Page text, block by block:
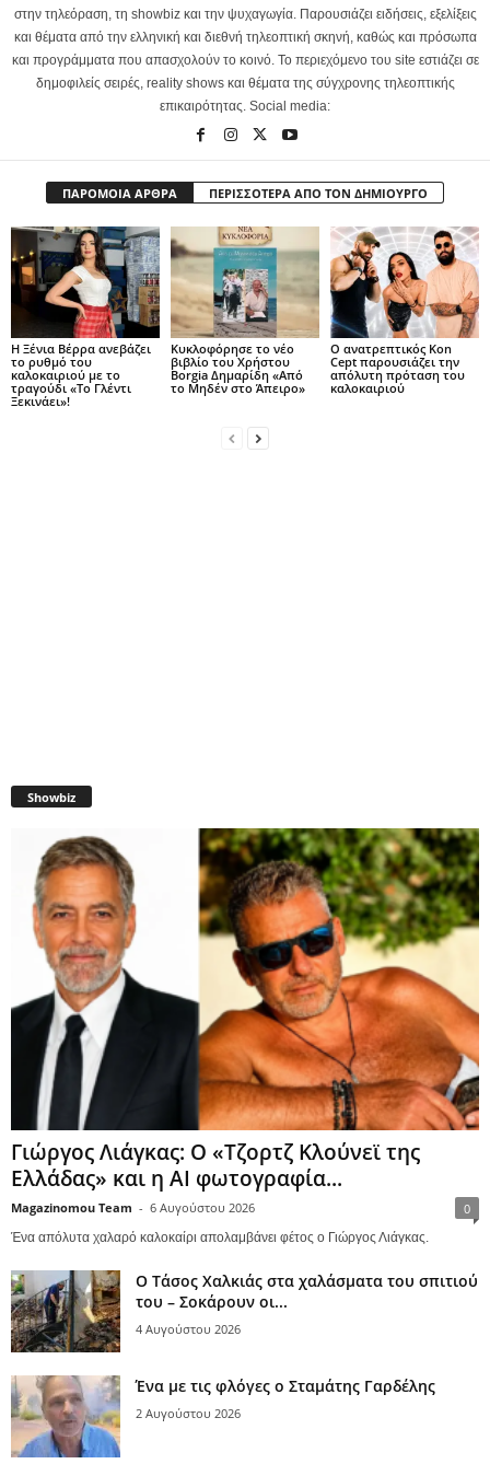
στην τηλεόραση, τη showbiz και την ψυχαγωγία. Παρουσιάζει ειδήσεις, εξελίξεις
και θέματα από την ελληνική και διεθνή τηλεοπτική σκηνή, καθώς και πρόσωπα
και προγράμματα που απασχολούν το κοινό. Το περιεχόμενο του site εστιάζει σε
δημοφιλείς σειρές, reality shows και θέματα της σύγχρονης τηλεοπτικής
επικαιρότητας. Social media:
ΠΑΡΟΜΟΙΑ ΑΡΘΡΑ ΠΕΡΙΣΣΟΤΕΡΑ ΑΠΟ ΤΟΝ ΔΗΜΙΟΥΡΓΟ
Η Ξένια Βέρρα ανεβάζει
το ρυθμό του
καλοκαιριού με το
τραγούδι «Το Γλέντι
Ξεκινάει»!
Κυκλοφόρησε το νέο
βιβλίο του Χρήστου
Borgia Δημαρίδη «Από
το Μηδέν στο Άπειρο»
Ο ανατρεπτικός Kon
Cept παρουσιάζει την
απόλυτη πρόταση του
καλοκαιριού
Showbiz
Γιώργος Λιάγκας: Ο «Τζορτζ Κλούνεϊ της
Ελλάδας» και η AI φωτογραφία...
Magazinomou Team - 6 Αυγούστου 2026 0
Ένα απόλυτα χαλαρό καλοκαίρι απολαμβάνει φέτος ο Γιώργος Λιάγκας.
Ο Τάσος Χαλκιάς στα χαλάσματα του σπιτιού
του – Σοκάρουν οι...
4 Αυγούστου 2026
Ένα με τις φλόγες ο Σταμάτης Γαρδέλης
2 Αυγούστου 2026